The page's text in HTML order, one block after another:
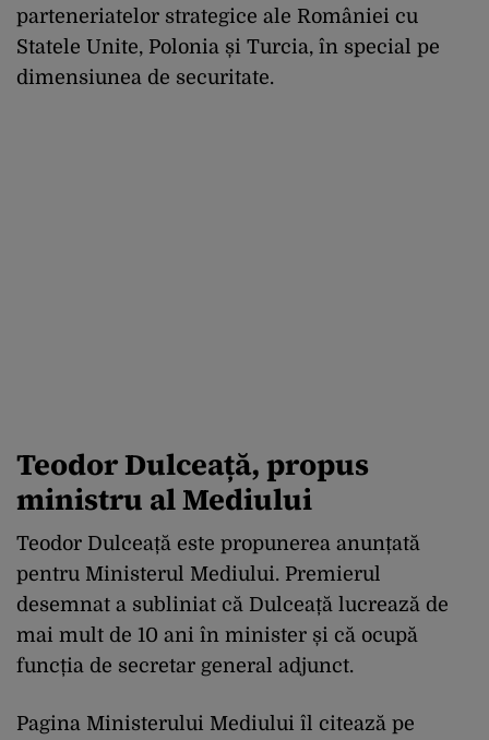
parteneriatelor strategice ale României cu
Statele Unite, Polonia și Turcia, în special pe
dimensiunea de securitate.
Teodor Dulceață, propus
ministru al Mediului
Teodor Dulceață este propunerea anunțată
pentru Ministerul Mediului. Premierul
desemnat a subliniat că Dulceață lucrează de
mai mult de 10 ani în minister și că ocupă
funcția de secretar general adjunct.
Pagina Ministerului Mediului îl citează pe